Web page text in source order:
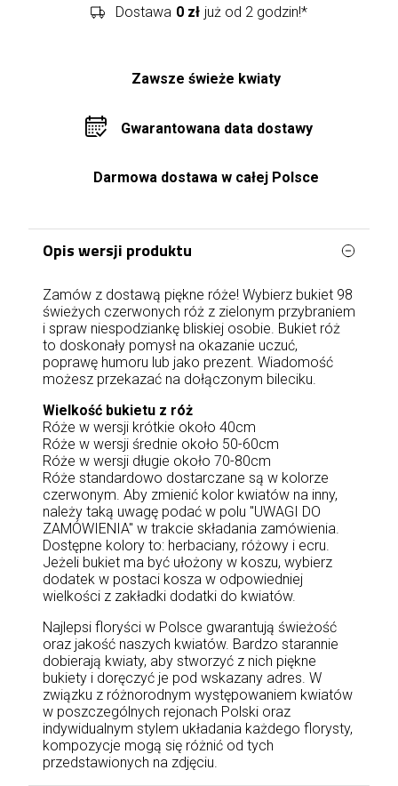
Dostawa 0 zł już od 2 godzin!*
Zawsze świeże kwiaty
Gwarantowana data dostawy
Darmowa dostawa w całej Polsce
Opis wersji produktu
Zamów z dostawą piękne róże! Wybierz bukiet 98
świeżych czerwonych róż z zielonym przybraniem
i spraw niespodziankę bliskiej osobie. Bukiet róż
to doskonały pomysł na okazanie uczuć,
poprawę humoru lub jako prezent. Wiadomość
możesz przekazać na dołączonym bileciku.
Wielkość bukietu z róż
Róże w wersji krótkie około 40cm
Róże w wersji średnie około 50-60cm
Róże w wersji długie około 70-80cm
Róże standardowo dostarczane są w kolorze
czerwonym. Aby zmienić kolor kwiatów na inny,
należy taką uwagę podać w polu "UWAGI DO
ZAMÓWIENIA" w trakcie składania zamówienia.
Dostępne kolory to: herbaciany, różowy i ecru.
Jeżeli bukiet ma być ułożony w koszu, wybierz
dodatek w postaci kosza w odpowiedniej
wielkości z zakładki dodatki do kwiatów.
Najlepsi floryści w Polsce gwarantują świeżość
oraz jakość naszych kwiatów. Bardzo starannie
dobierają kwiaty, aby stworzyć z nich piękne
bukiety i doręczyć je pod wskazany adres. W
związku z różnorodnym występowaniem kwiatów
w poszczególnych rejonach Polski oraz
indywidualnym stylem układania każdego florysty,
kompozycje mogą się różnić od tych
przedstawionych na zdjęciu.